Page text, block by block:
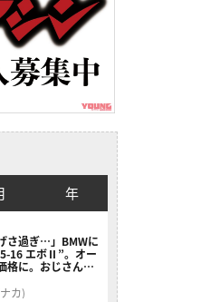
年
さ過ぎ…」BMWに
16 エボⅡ”。オー
格に。おじさん達
カ)